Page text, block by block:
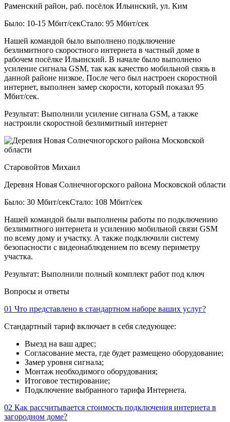
Раменский район, раб. посёлок Ильинский, ул. Ким
Было: 10-15 Мбит/секСтало: 95 Мбит/сек
Нашей командой было выполнено подключение
безлимитного скоростного интернета в частный доме в
рабочем посёлке Ильинский. В начале было выполнено
усиление сигнала GSM, так как качество мобильной связь в
данной районе низкое. После чего был настроен скоростной
интернет, выполнен замер скорости, который показал 95
Мбит/сек.
Результат: Выполнили усиление сигнала GSM, а также
настроили скоростной безлимитный интернет
Старовойтов Михаил
Деревня Новая Солнечногорского района Московской области
Было: 30 Мбит/секСтало: 108 Мбит/сек
Нашей командой были выполнены работы по подключению
безлимитного интернета и усилению мобильной связи GSM
по всему дому и участку. А также подключили систему
безопасности с видеонаблюдением по всему периметру
участка.
Результат: Выполнили полный комплект работ под ключ
Вопросы и ответы
01 Что представлено в стандартном наборе ваших услуг?
Стандартный тариф включает в себя следующее:
Выезд на ваш адрес;
Согласование места, где будет размещено оборудование;
Замер уровня сигнала;
Монтаж необходимого оборудования;
Итоговое тестирование;
Подключение выбранного тарифа Интернета.
02 Как рассчитывается стоимость подключения интернета в
загородном доме?